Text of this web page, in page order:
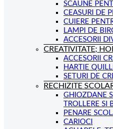
SCAUNE
CEASURI DE
CUIERE
LAMPI DE
ACCESORII
CREATIVITATE;
ACCESORII
HARTIE
SETURI DE
RECHIZITE
GHIOZDANE
TROLLERE SI
PENARE
CARIOCI